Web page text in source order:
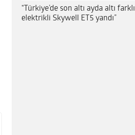
“Türkiye’de son altı ayda altı farklı
elektrikli Skywell ET5 yandı”